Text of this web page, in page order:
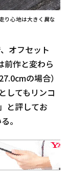
り心地は大きく異な
オフセット
前作と変わら
の場合）
してもリンコ
と評してお
。